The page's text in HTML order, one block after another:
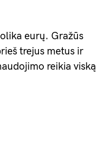
eurų. Gražūs
trejus metus ir
reikia viską